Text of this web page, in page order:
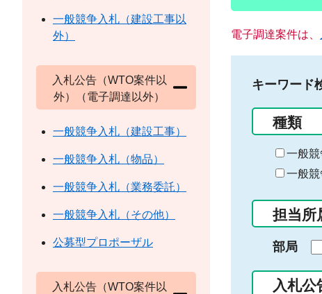
電子調達案件は、
キーワード
種類
一般競
一般競
担当所
部局
入札公
一般競争入札（建設工事以
外）
入札公告（WTO案件以
外）（電子調達以外）
一般競争入札（建設工事）
一般競争入札（物品）
一般競争入札（業務委託）
一般競争入札（その他）
公募型プロポーザル
入札公告（WTO案件以